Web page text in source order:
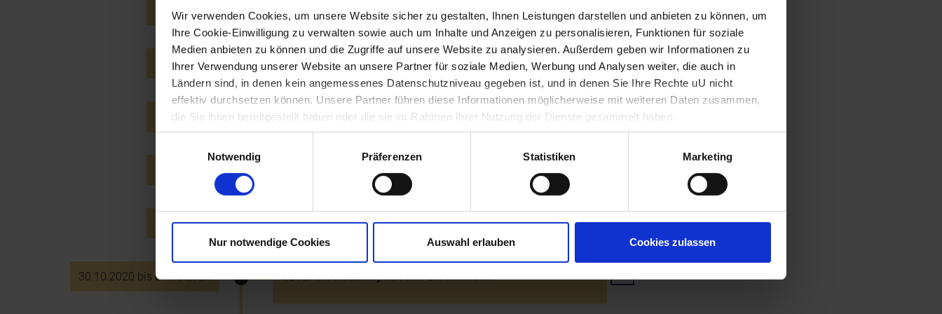
Wir verwenden Cookies, um unsere Website sicher zu gestalten, Ihnen Leistungen darstellen und anbieten zu können, um
Ihre Cookie-Einwilligung zu verwalten sowie auch um Inhalte und Anzeigen zu personalisieren, Funktionen für soziale
Medien anbieten zu können und die Zugriffe auf unsere Website zu analysieren. Außerdem geben wir Informationen zu
Ihrer Verwendung unserer Website an unsere Partner für soziale Medien, Werbung und Analysen weiter, die auch in
Ländern sind, in denen kein angemessenes Datenschutzniveau gegeben ist, und in denen Sie Ihre Rechte uU nicht
effektiv durchsetzen können. Unsere Partner führen diese Informationen möglicherweise mit weiteren Daten zusammen,
die Sie ihnen bereitgestellt haben oder die sie im Rahmen Ihrer Nutzung der Dienste gesammelt haben.
Notwendig
Präferenzen Statistiken Marketing
Nur notwendige Cookies Auswahl erlauben Cookies zulassen
29.10.2018 Eröffnung des Hochwasserschutzes in Emmersdorf
29.11.2018 Gutenbrunn wird "FairTrade-Gemeinde"
28.11.2019 Projektwettbewerb 2019 der NÖ Dorf- und Stadterneuerung
Gedenkveranstaltung 30 Jahre Fall des Eisernen Vorhangs
30.10.2020 Eröffnung der neuen Warte auf dem Seekopf
30.10.2020 bis 31.10.2020 GLOBART Academy im AKW Zwentendorf